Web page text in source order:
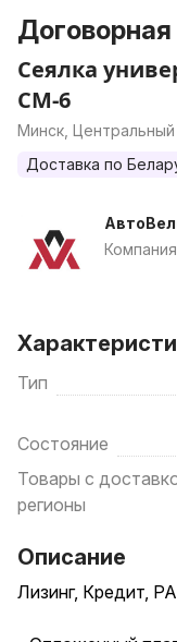
Договорная
Сеялка
СМ-6
Минск, Центральный
Доставка по
Компания
Тип
Состояние
Товары с
регионы
Описание
Лизинг, Кредит,